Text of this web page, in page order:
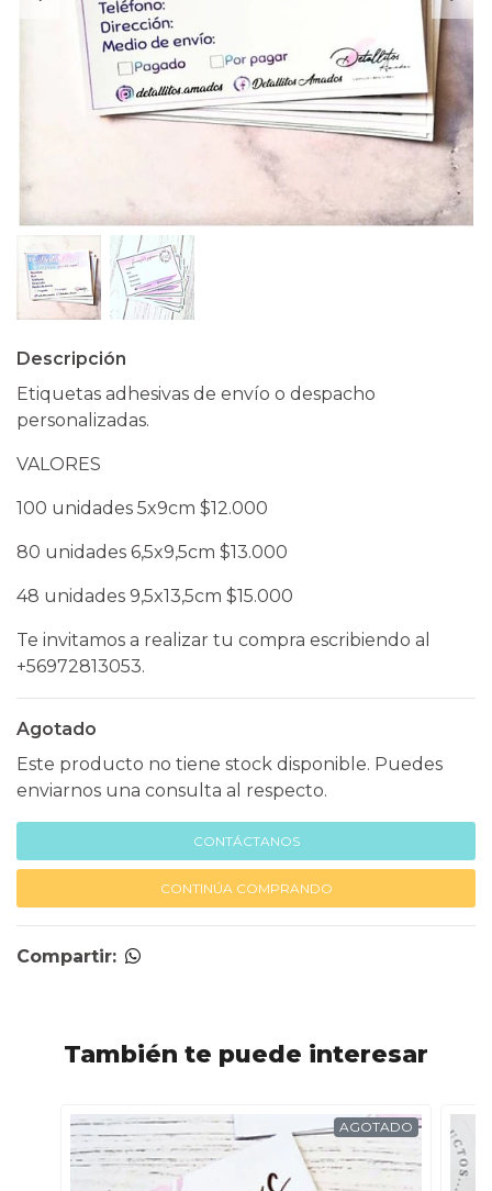
Descripción
Etiquetas adhesivas de envío o despacho
personalizadas.
VALORES
100 unidades 5x9cm $12.000
80 unidades 6,5x9,5cm $13.000
48 unidades 9,5x13,5cm $15.000
Te invitamos a realizar tu compra escribiendo al
+56972813053.
Agotado
Este producto no tiene stock disponible. Puedes
enviarnos una consulta al respecto.
CONTÁCTANOS
CONTINÚA COMPRANDO
Compartir:
También te puede interesar
AGOTADO